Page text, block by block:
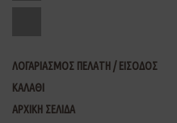
ΛΟΓΑΡΙΑΣΜΟΣ ΠΕΛΑΤΗ / ΕΙΣΟΔΟΣ
ΚΑΛΑΘΙ
ΑΡΧΙΚΗ ΣΕΛΙΔΑ